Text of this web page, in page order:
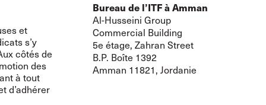
et
s’y
côtés de
des
à tout
d’adhérer
Bureau de l’ITF à Amman
Al-Husseini Group
Commercial Building
5e étage, Zahran Street
B.P. Boîte 1392
Amman 11821, Jordanie